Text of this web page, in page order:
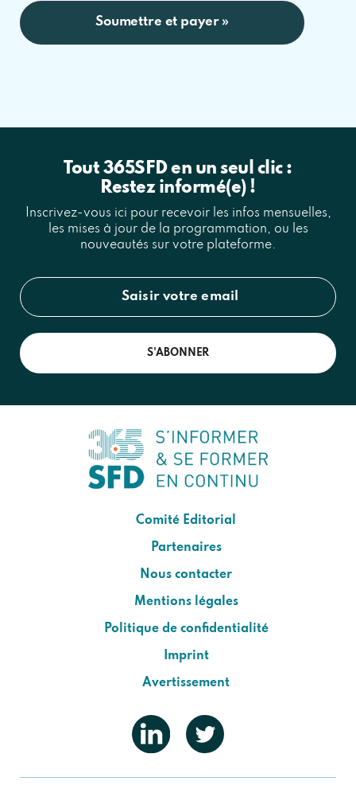
Tout 365SFD en un seul clic :
Restez informé(e) !
Inscrivez-vous ici pour recevoir les infos mensuelles,
les mises à jour de la programmation, ou les
nouveautés sur votre plateforme.
S'ABONNER
Comité Editorial
Partenaires
Nous contacter
Mentions légales
Politique de confidentialité
Imprint
Avertissement